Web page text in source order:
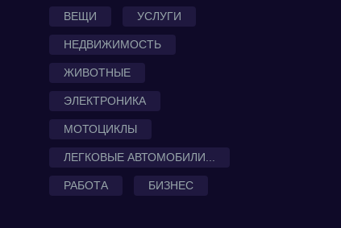
ВЕЩИ УСЛУГИ
НЕДВИЖИМОСТЬ
ЖИВОТНЫЕ
ЭЛЕКТРОНИКА
МОТОЦИКЛЫ
ЛЕГКОВЫЕ АВТОМОБИЛИ...
РАБОТА БИЗНЕС